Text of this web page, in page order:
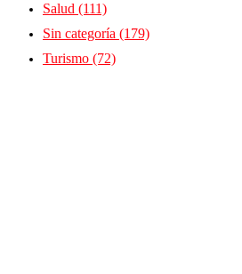
Salud (111)
Sin categoría (179)
Turismo (72)